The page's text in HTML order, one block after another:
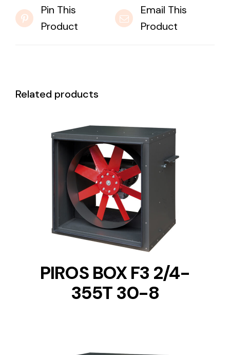
Pin This
Product
Email This
Product
Related products
DETAILS
PIROS BOX F3 2/4-
355T 30-8